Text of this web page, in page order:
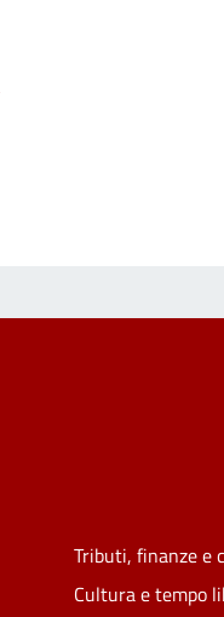
Tributi, finanze e
Cultura e tempo